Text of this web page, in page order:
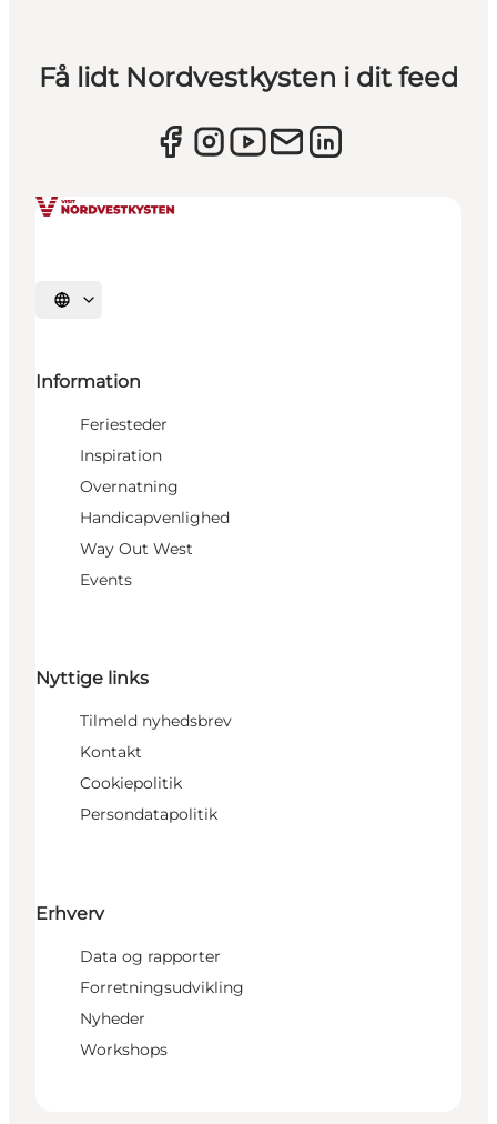
Få lidt Nordvestkysten i dit feed
Vælg sprog
Information
Feriesteder
Inspiration
Overnatning
Handicapvenlighed
Way Out West
Events
Nyttige links
Tilmeld nyhedsbrev
Kontakt
Cookiepolitik
Persondatapolitik
Erhverv
Data og rapporter
Forretningsudvikling
Nyheder
Workshops